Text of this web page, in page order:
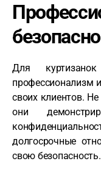
Для
профессионализм
своих клиентов.
они
долгосрочные
свою безопасность.